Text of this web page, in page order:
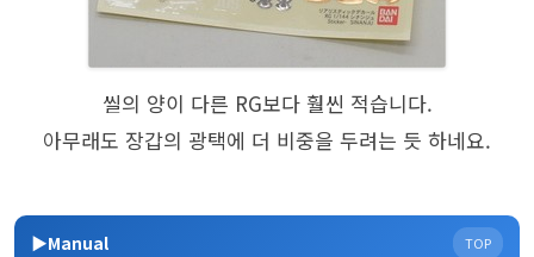
씰의 양이 다른 RG보다 훨씬 적습니다.
아무래도 장갑의 광택에 더 비중을 두려는 듯 하네요.
▶Manual TOP